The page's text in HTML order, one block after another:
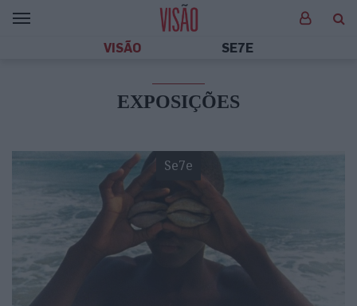
VISÃO SE7E
EXPOSIÇÕES
Se7e